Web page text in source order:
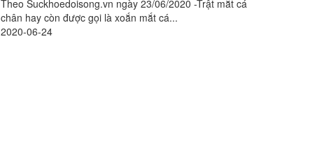
Theo Suckhoedoisong.vn ngày 23/06/2020 -Trật mắt cá
chân hay còn được gọi là xoắn mắt cá...
2020-06-24